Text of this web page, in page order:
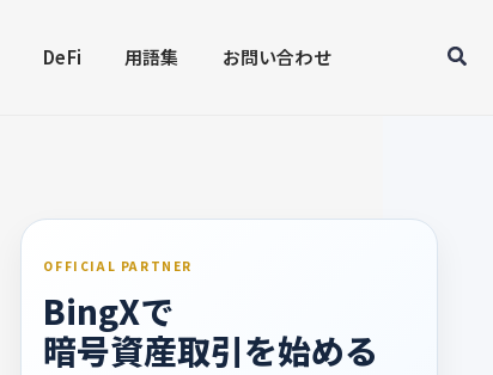
DeFi 用語集 お問い合わせ
OFFICIAL PARTNER
BingXで
暗号資産取引を始める